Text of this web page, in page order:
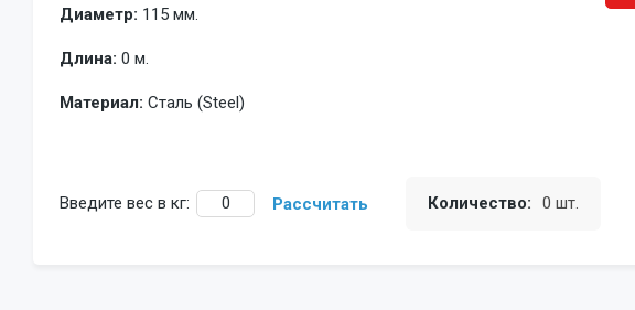
Диаметр: 115 мм.
Длина: 0 м.
Материал: Сталь (Steel)
Введите вес в кг: Рассчитать Количество: 0 шт.